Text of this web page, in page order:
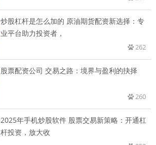
炒股杠杆是怎么加的 原油期货配资新选择：专
业平台助力投资者，
262
股票配资公司 交易之路：境界与盈利的抉择
260
2025年手机炒股软件 股票交易新策略：开通杠
杆投资，放大收